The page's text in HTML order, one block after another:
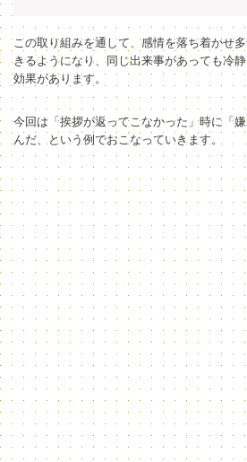
この取り組みを通して、感情を落ち着かせ
きるようになり、同じ出来事があっても冷
効果があります。
今回は「挨拶が返ってこなかった」時に「
んだ、という例でおこなっていきます。